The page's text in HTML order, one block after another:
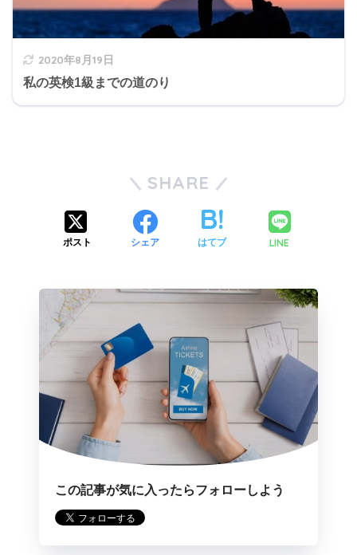
2020年8月19日
私の英検1級までの道のり
SHARE
ポスト シェア はてブ LINE
この記事が気に入ったらフォローしよう